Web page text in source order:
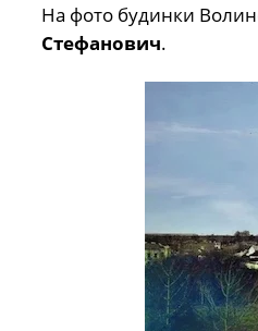
На фото будинки
Стефанович.